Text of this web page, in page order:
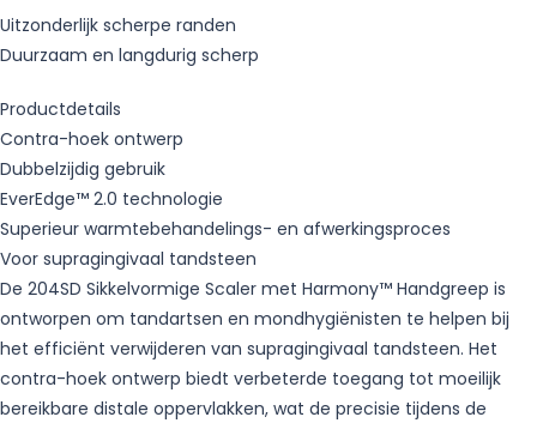
Uitzonderlijk scherpe randen
Duurzaam en langdurig scherp
Productdetails
Contra-hoek ontwerp
Dubbelzijdig gebruik
EverEdge™ 2.0 technologie
Superieur warmtebehandelings- en afwerkingsproces
Voor supragingivaal tandsteen
De 204SD Sikkelvormige Scaler met Harmony™ Handgreep is
ontworpen om tandartsen en mondhygiënisten te helpen bij
het efficiënt verwijderen van supragingivaal tandsteen. Het
contra-hoek ontwerp biedt verbeterde toegang tot moeilijk
bereikbare distale oppervlakken, wat de precisie tijdens de